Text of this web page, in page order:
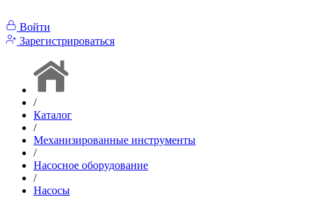
Войти
Зарегистрироваться
/
Каталог
/
Механизированные инструменты
/
Насосное оборудование
/
Насосы